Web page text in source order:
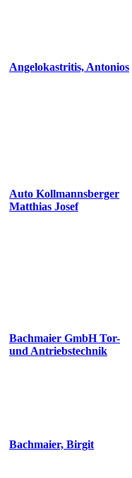
Angelokastritis, Antonios
Auto Kollmannsberger
Matthias Josef
Bachmaier GmbH Tor-
und Antriebstechnik
Bachmaier, Birgit